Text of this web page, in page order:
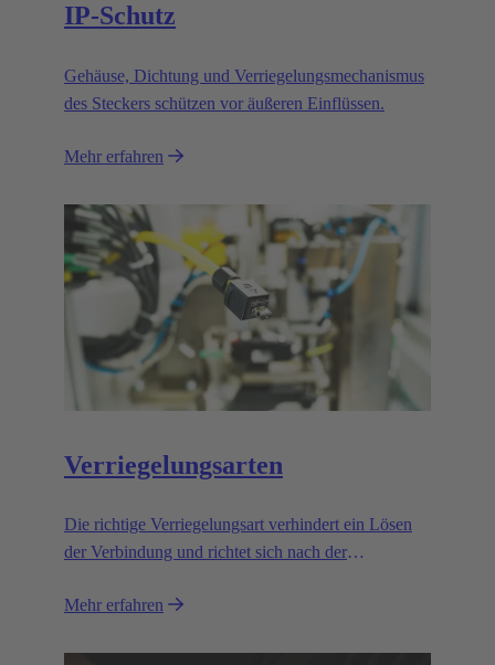
IP-Schutz
Gehäuse, Dichtung und Verriegelungsmechanismus
des Steckers schützen vor äußeren Einflüssen.
Mehr erfahren
Verriegelungsarten
Die richtige Verriegelungsart verhindert ein Lösen
der Verbindung und richtet sich nach der
Mehr erfahren